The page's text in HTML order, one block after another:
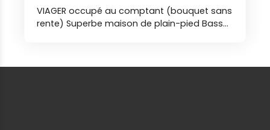
VIAGER occupé au comptant (bouquet sans
rente) Superbe maison de plain-pied Basse-